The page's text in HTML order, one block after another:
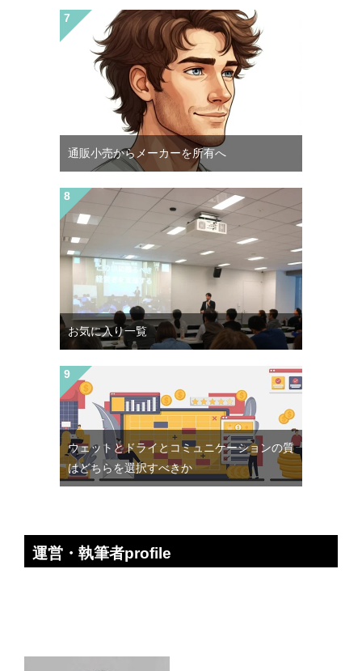
通販小売からメーカーを所有へ
お気に入り一覧
ウェットとドライとコミュニケーションの質
はどちらを選択すべきか
運営・執筆者profile